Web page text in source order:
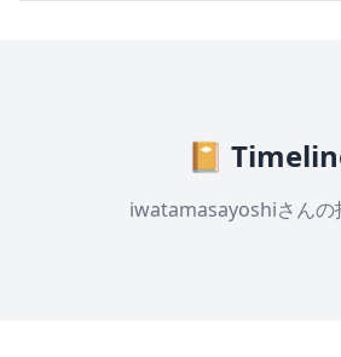
📔
iwatamasayoshiさんの